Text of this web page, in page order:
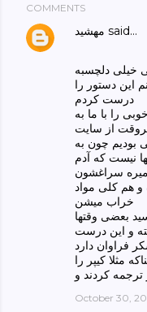
COMMENTS
مهشید said…
خیلی دلچسبه
این دستور را
درست کردم
را با ما به
از سایت
بودیم چون به
نیست که آدم
سراغشون
هم کلی مواد
خراب میشن
بعضی وقتها
و این درست
مثلا کیپر را
October 30,